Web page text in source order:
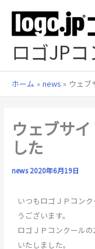
プ
ロゴJP
ホーム news ウェブ
ウェブサ
した
news 2020年6月19日
いつもロゴＪＰコン
うございます。
ロゴＪＰコンクール
いたしました。